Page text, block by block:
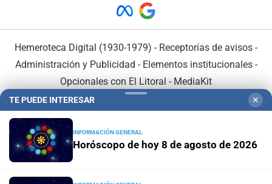
Hemeroteca Digital (1930-1979) - Receptorías de avisos -
Administración y Publicidad - Elementos institucionales-
Opcionales con El Litoral - MediaKit
TE PUEDE INTERESAR ✕
INFORMACIÓN GENERAL
Horóscopo de hoy 8 de agosto de 2026